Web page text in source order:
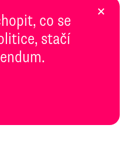
co se
stačí
×